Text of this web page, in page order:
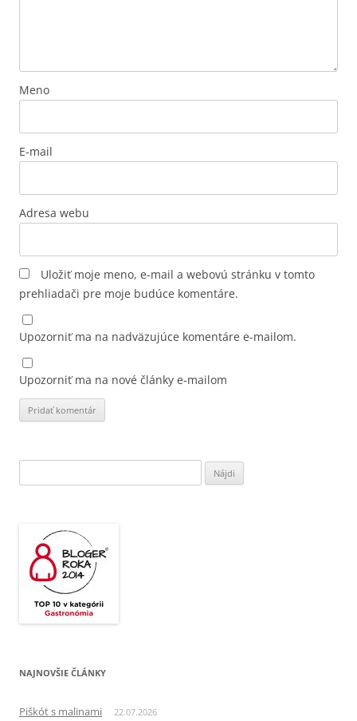
Meno
E-mail
Adresa webu
Uložiť moje meno, e-mail a webovú stránku v tomto
prehliadači pre moje budúce komentáre.
Upozorniť ma na nadväzujúce komentáre e-mailom.
Upozorniť ma na nové články e-mailom
NAJNOVŠIE ČLÁNKY
Piškót s malinami 22.07.2026